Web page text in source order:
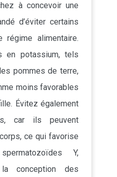
à concevoir une
d’éviter certains
régime alimentaire.
en potassium, tels
pommes de terre,
moins favorables
Évitez également
car ils peuvent
ce qui favorise
Y,
conception des